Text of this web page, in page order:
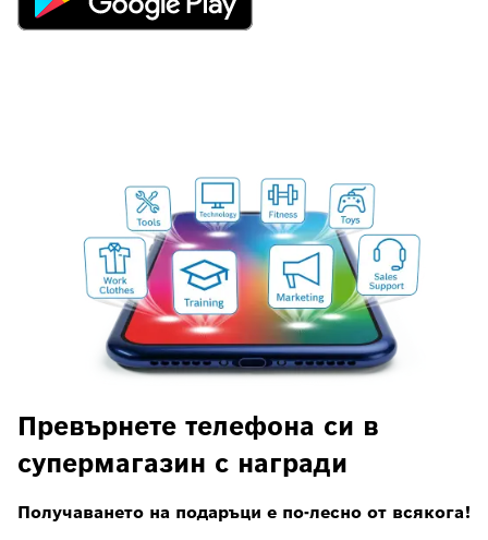
Превърнете телефона си в
супермагазин с награди
Получаването на подаръци е по-лесно от всякога!